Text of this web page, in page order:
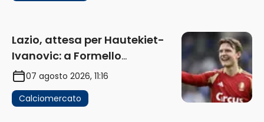
Lazio, attesa per Hautekiet-
Ivanovic: a Formello
attendono risposte
07 agosto 2026, 11:16
Calciomercato